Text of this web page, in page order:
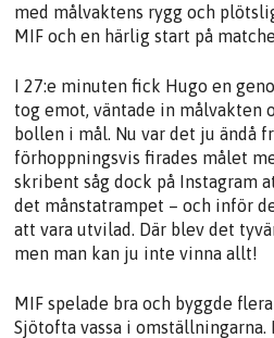
med målvaktens rygg och
MIF och en härlig start på
I 27:e minuten fick Hugo en
tog emot, väntade in målvakten
bollen i mål. Nu var det ju ändå
förhoppningsvis firades målet
skribent såg dock på Instagram
det månstatrampet – och inför
att vara utvilad. Där blev det
men man kan ju inte vinna allt!
MIF spelade bra och byggde
Sjötofta vassa i